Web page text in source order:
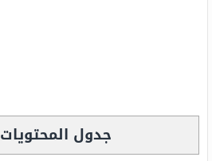
جدول المحتويات